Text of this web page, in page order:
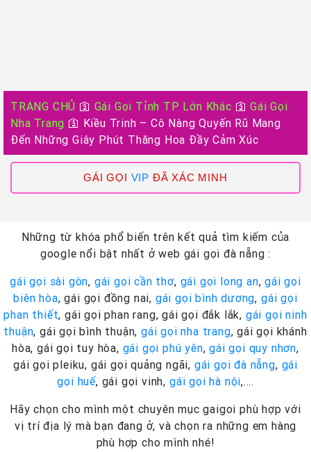
TRANG CHỦ 🛐 Gái Gọi Tỉnh TP Lớn Khác 🛐Gái Gọi
Nha Trang 🛐 Kiều Trinh – Cô Nàng Quyến Rũ Mang
Đến Những Giây Phút Thăng Hoa Đầy Cảm Xúc
GÁI GỌI VIP ĐÃ XÁC MINH
Những từ khóa phổ biến trên kết quả tìm kiếm của
google nổi bật nhất ở web gái gọi đà nẵng :
gái gọi sài gòn, gái gọi cần thơ, gái gọi long an,gái gọi
biên hòa, gái gọi đồng nai, gái gọi bình dương, gái gọi
phan thiết, gái gọi phan rang, gái gọi đắk lắk, gái gọi ninh
thuận, gái gọi bình thuận, gái gọi nha trang, gái gọi khánh
hòa, gái gọi tuy hòa, gái gọi phú yên,gái gọi quy nhơn,
gái gọi pleiku, gái gọi quảng ngãi, gái gọi đà nẵng, gái
gọi huế, gái gọi vinh, gái gọi hà nội,….
Hãy chọn cho mình một chuyên mục gaigoi phù hợp với
vị trí địa lý mà bạn đang ở, và chọn ra những em hàng
phù hợp cho mình nhé!